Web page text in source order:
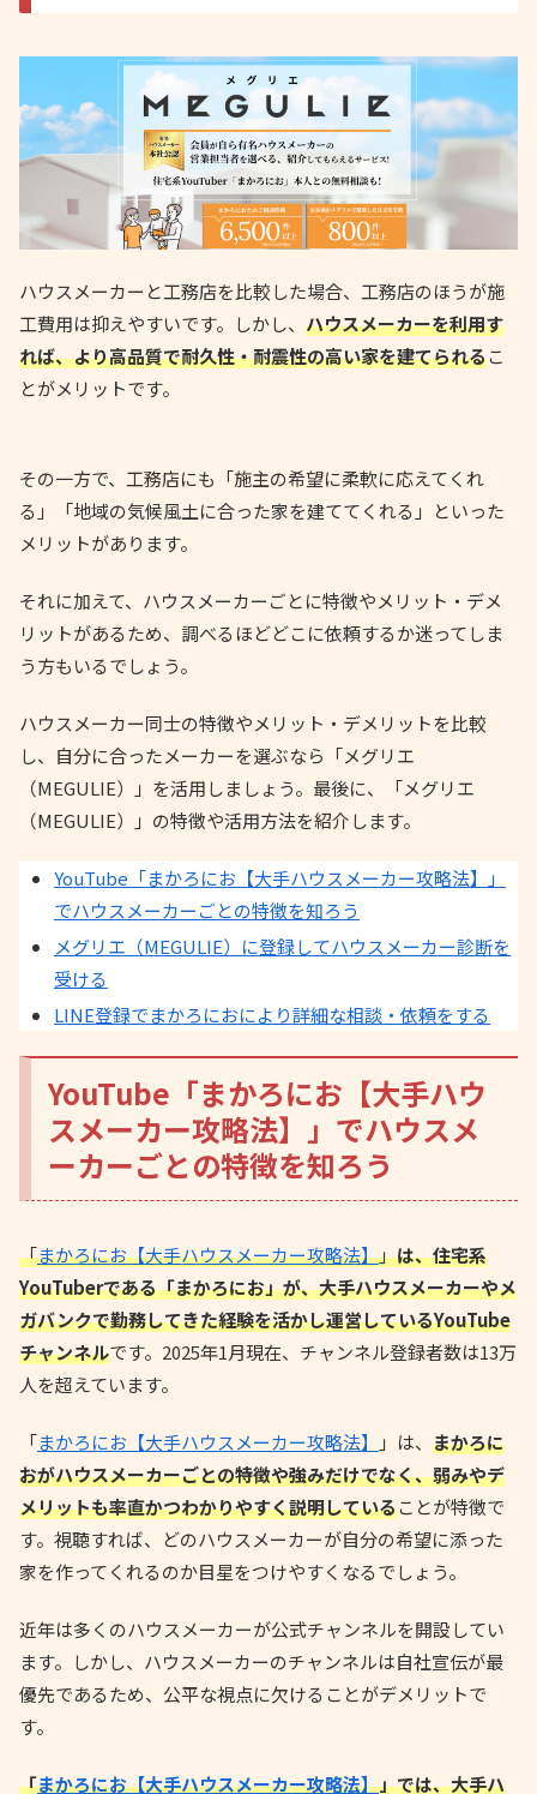
ハウスメーカーと工務店を比較した場合、工務店のほうが施
工費用は抑えやすいです。しかし、 ハウスメーカーを利用す
れば、より高品質で耐久性・耐震性の高い家を建てられるこ
とがメリットです。
その一方で、工務店にも「施主の希望に柔軟に応えてくれ
る」「地域の気候風土に合った家を建ててくれる」といった
メリットがあります。
それに加えて、ハウスメーカーごとに特徴やメリット・デメ
リットがあるため、調べるほどどこに依頼するか迷ってしま
う方もいるでしょう。
ハウスメーカー同士の特徴やメリット・デメリットを比較
し、自分に合ったメーカーを選ぶなら「メグリエ
（MEGULIE）」を活用しましょう。最後に、「メグリエ
（MEGULIE）」の特徴や活用方法を紹介します。
YouTube「まかろにお【大手ハウスメーカー攻略法】」
でハウスメーカーごとの特徴を知ろう
メグリエ（MEGULIE）に登録してハウスメーカー診断を
受ける
LINE登録でまかろにおにより詳細な相談・依頼をする
YouTube「まかろにお【大手ハウ
スメーカー攻略法】」でハウスメ
ーカーごとの特徴を知ろう
「まかろにお【大手ハウスメーカー攻略法】」は、住宅系
YouTuberである「まかろにお」が、大手ハウスメーカーやメ
ガバンクで勤務してきた経験を活かし運営しているYouTube
チャンネルです。2025年1月現在、チャンネル登録者数は13万
人を超えています。
「まかろにお【大手ハウスメーカー攻略法】 」は、 まかろに
おがハウスメーカーごとの特徴や強みだけでなく、弱みやデ
メリットも率直かつわかりやすく説明していることが特徴で
す。視聴すれば、どのハウスメーカーが自分の希望に添った
家を作ってくれるのか目星をつけやすくなるでしょう。
近年は多くのハウスメーカーが公式チャンネルを開設してい
ます。しかし、ハウスメーカーのチャンネルは自社宣伝が最
優先であるため、公平な視点に欠けることがデメリットで
す。
「まかろにお【大手ハウスメーカー攻略法】」では、大手ハ